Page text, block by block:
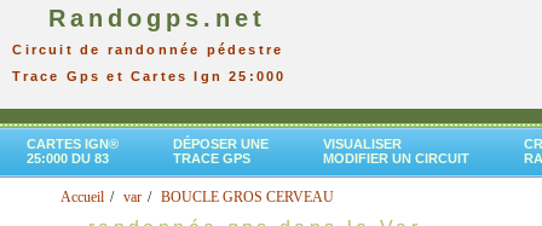
Randogps.net
Circuit de randonnée pédestre
Trace Gps et Cartes Ign 25:000
CARTES IGN®
25:000 DU 83
DÉPOSER UNE
TRACE GPS
VISUALISER
MODIFIER UN CIRCUIT
Accueil var BOUCLE GROS CERVEAU